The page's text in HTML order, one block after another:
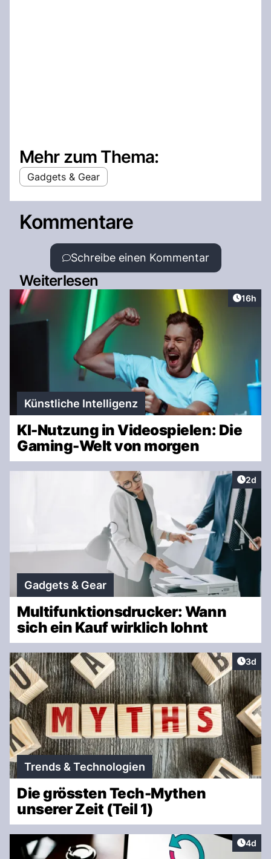
Mehr zum Thema:
Gadgets & Gear
Kommentare
Schreibe einen Kommentar
Weiterlesen
Artikel
16h
Künstliche Intelligenz
KI-Nutzung in Videospielen: Die
Gaming-Welt von morgen
2d
Gadgets & Gear
Multifunktionsdrucker: Wann
sich ein Kauf wirklich lohnt
3d
Trends & Technologien
Die grössten Tech-Mythen
unserer Zeit (Teil 1)
4d